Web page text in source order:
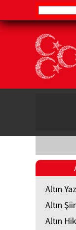
Altın
Altın
Altın